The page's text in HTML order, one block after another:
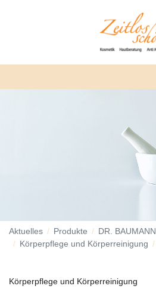
Aktuelles Produkte
DR. BAUMANN
Körperpflege und Körperreinigung
Körperpflege und Körperreinigung